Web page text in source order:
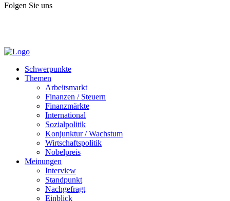
Folgen Sie uns
Schwerpunkte
Themen
Arbeitsmarkt
Finanzen / Steuern
Finanzmärkte
International
Sozialpolitik
Konjunktur / Wachstum
Wirtschaftspolitik
Nobelpreis
Meinungen
Interview
Standpunkt
Nachgefragt
Einblick